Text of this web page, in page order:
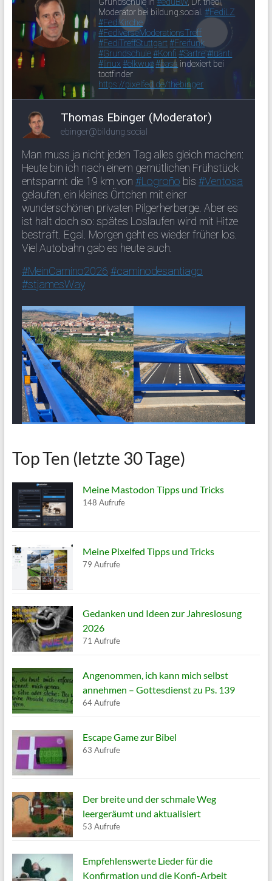
Top Ten (letzte 30 Tage)
Meine Mastodon Tipps und Tricks
148 Aufrufe
Meine Pixelfed Tipps und Tricks
79 Aufrufe
Gedanken und Ideen zur Jahreslosung
2026
71 Aufrufe
Angenommen, ich kann mich selbst
annehmen – Gottesdienst zu Ps. 139
64 Aufrufe
Escape Game zur Bibel
63 Aufrufe
Der breite und der schmale Weg
leergeräumt und aktualisiert
53 Aufrufe
Empfehlenswerte Lieder für die
Konfirmation und die Konfi-Arbeit